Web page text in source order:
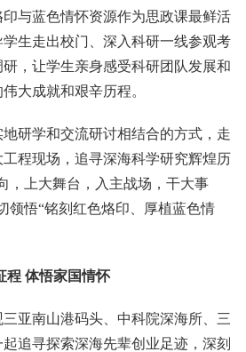
与蓝色情怀资源作为思政课最鲜活
生走出校门、深入科研一线参观考
，让学生亲身感受科研团队发展和
大成就和艰辛历程。
研学和交流研讨相结合的方式，走
程现场，追寻深海科学研究辉煌历
，上大舞台，入主战场，干大事
领悟“铭刻红色烙印、厚植蓝色情
程 体悟家国情怀
亚南山港码头、中科院深海所、三
追寻探索深海先辈创业足迹，深刻